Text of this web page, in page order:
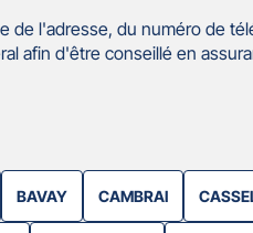
de l'adresse, du numéro de
afin d'être conseillé en
BAVAY CAMBRAI